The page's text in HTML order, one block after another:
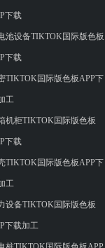
下载
池设备TIKTOK国际版色板
下载
TIKTOK国际版色板APP下
工
机柜TIKTOK国际版色板
下载
TIKTOK国际版色板APP下
工
设备TIKTOK国际版色板
下载加工